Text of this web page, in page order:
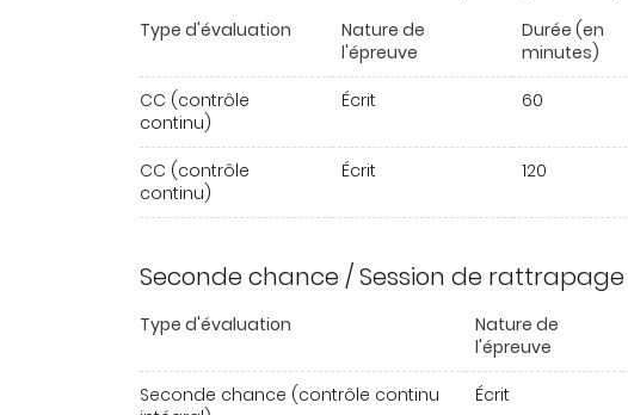
Type d'évaluation
Nature de
l'épreuve
Durée (en
minutes)
CC (contrôle
continu)
Écrit 60
CC (contrôle
continu)
Écrit 120
Seconde chance / Session de rattrapage
Type d'évaluation
Nature de
l'épreuve
Seconde chance (contrôle continu
Écrit